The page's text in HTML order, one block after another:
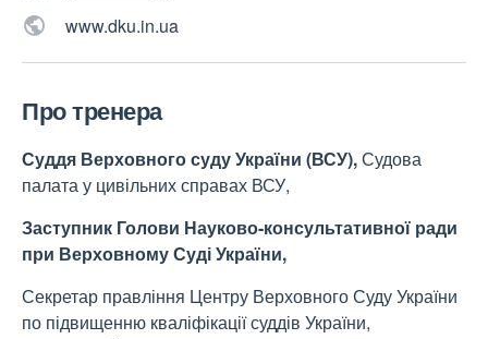
www.dku.in.ua
Про тренера
Суддя Верховного суду України (ВСУ),Судова
палата у цивільних справах ВСУ,
Заступник Голови Науково-консультативної ради
при Верховному Суді України,
Секретар правління Центру Верховного Суду України
по підвищенню кваліфікації суддів України,